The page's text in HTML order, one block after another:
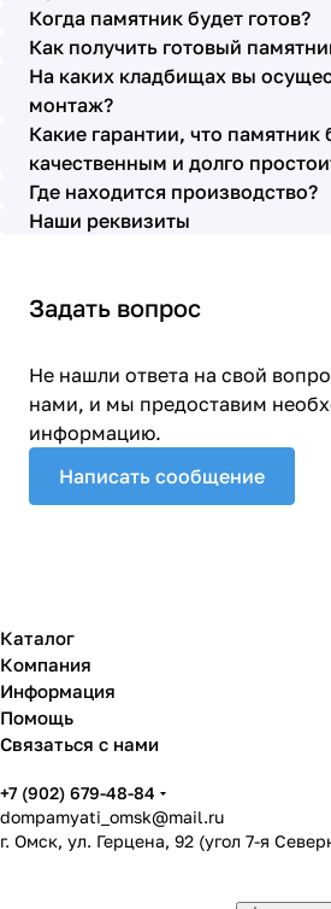
качественно. Я присутствовала
ребят это нисколько не смутило.
Елена Николаевна, ответили на
которые возникли в процессе.
Выражаю благодарность от
семьи за выполнение заказа в
качественно. К руководству
возможности премировать
Когда памятник будет готов?
Как получить готовый
На каких кладбищах вы
монтаж?
Какие гарантии, что памятник
качественным и долго
Где находится производство?
Наши реквизиты
Задать вопрос
Не нашли ответа на свой
нами, и мы предоставим
информацию.
Написать сообщение
Каталог
Компания
Информация
Помощь
Связаться с нами
+7 (902) 679-48-84
dompamyati_omsk@mail.ru
г. Омск, ул. Герцена, 92 (угол 7-я